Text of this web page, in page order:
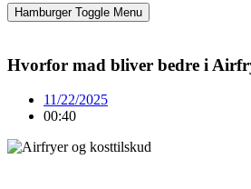
Hamburger Toggle Menu
Hvorfor mad bliver bedre i
11/22/2025
00:40